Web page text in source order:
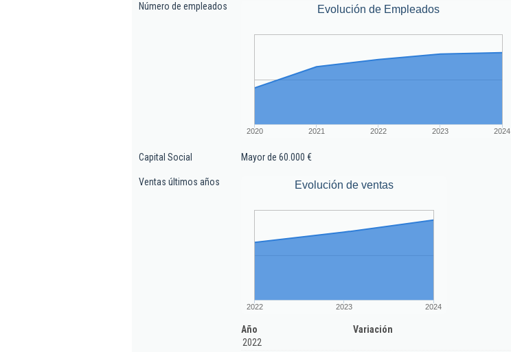
Número de empleados Evolución de Empleados
2020 2021 2022 2023 2024
Capital Social Mayor de 60.000 €
Ventas últimos años Evolución de ventas
2022 2023 2024
Año
Variación
2022